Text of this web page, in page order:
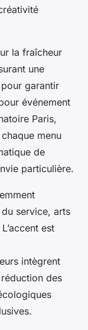
la fraîcheur
une
garantir
événement
Paris,
menu
de
particulière.
service, arts
est
intègrent
des